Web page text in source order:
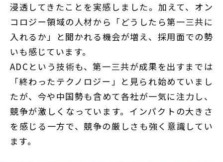
浸透してきたことを実感しました。加えて、オン
コロジー領域の人材から「どうしたら第一三共に
入れるか」と聞かれる機会が増え、採用面での勢
いも感じています。
ADCという技術も、第一三共が成果を出すまでは
「終わったテクノロジー」と見られ始めていまし
たが、今や中国勢も含めて各社が一気に注力し、
競争が激しくなっています。インパクトの大きさ
を感じる一方で、競争の厳しさも強く意識してい
ます。